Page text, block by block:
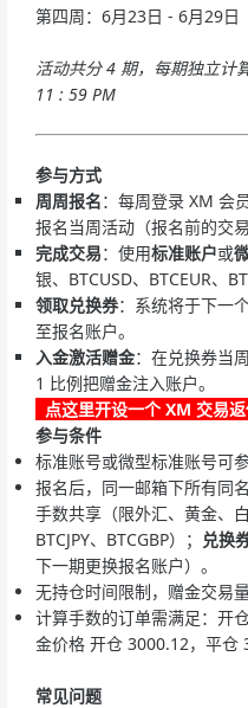
第四周：6月23日 - 6月29日
活动共分 4 期，每期独立计
11 : 59 PM
参与方式
周周报名：每周登录 XM 会
报名当周活动（报名前的交易
完成交易：使用标准账户或
银、BTCUSD、BTCEUR、
领取兑换券：系统将于下一
至报名账户。
入金激活赠金：在兑换券当
1 比例把赠金注入账户。
点这里开设一个 XM 交易
参与条件
标准账号或微型标准账号可
报名后，同一邮箱下所有同
手数共享（限外汇、黄金、白
BTCJPY、BTCGBP）； 兑换
下一期更换报名账户）。
无持仓时间限制，赠金交易
计算手数的订单需满足：开
金价格 开仓 3000.12，平仓
常见问题